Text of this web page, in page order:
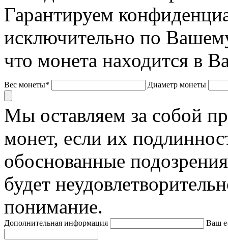
Гарантируем
исключительно по
что монета находится в
Вес монеты* Диаметр монеты
Мы оставляем за собой
монет, если их
обоснованные
будет
понимание.
Дополнительная информация Ваш